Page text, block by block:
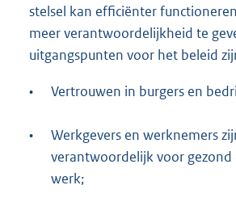
stelsel kan efficiënter
meer verantwoordelijkheid te
uitgangspunten voor het beleid
• Vertrouwen in burgers en
•
Werkgevers en werknemers
verantwoordelijk voor gezond
werk;